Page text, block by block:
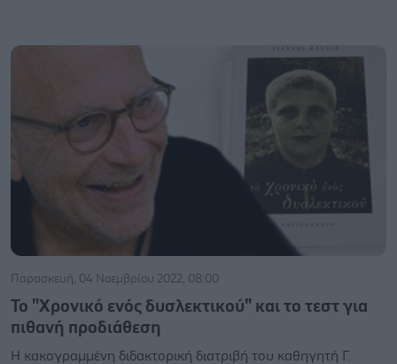
Παρασκευή, 04 Νοεμβρίου 2022, 08:00
Το "Χρονικό ενός δυσλεκτικού" και το τεστ για
πιθανή προδιάθεση
Η κακογραμμένη διδακτορική διατριβή του καθηγητή Γ.